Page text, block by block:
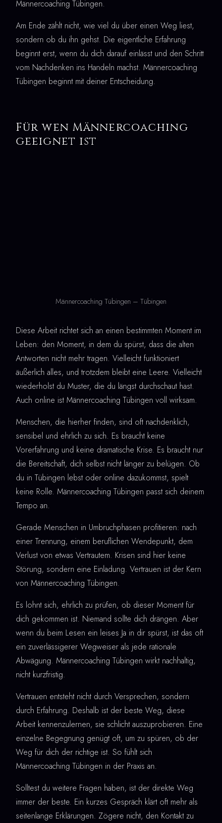
Männercoaching Tübingen.
Am Ende zählt nicht, wie viel du über einen Weg liest,
sondern ob du ihn gehst. Die eigentliche Erfahrung
beginnt erst, wenn du dich darauf einlässt und den Schritt
vom Nachdenken ins Handeln machst. Männercoaching
Tübingen beginnt mit deiner Entscheidung.
Für wen Männercoaching
geeignet ist
Männercoaching Tübingen – Tübingen
Diese Arbeit richtet sich an einen bestimmten Moment im
Leben: den Moment, in dem du spürst, dass die alten
Antworten nicht mehr tragen. Vielleicht funktioniert
äußerlich alles, und trotzdem bleibt eine Leere. Vielleicht
wiederholst du Muster, die du längst durchschaut hast.
Auch online ist Männercoaching Tübingen voll wirksam.
Menschen, die hierher finden, sind oft nachdenklich,
sensibel und ehrlich zu sich. Es braucht keine
Vorerfahrung und keine dramatische Krise. Es braucht nur
die Bereitschaft, dich selbst nicht länger zu belügen. Ob
du in Tübingen lebst oder online dazukommst, spielt
keine Rolle. Männercoaching Tübingen passt sich deinem
Tempo an.
Gerade Menschen in Umbruchphasen profitieren: nach
einer Trennung, einem beruflichen Wendepunkt, dem
Verlust von etwas Vertrautem. Krisen sind hier keine
Störung, sondern eine Einladung. Vertrauen ist der Kern
von Männercoaching Tübingen.
Es lohnt sich, ehrlich zu prüfen, ob dieser Moment für
dich gekommen ist. Niemand sollte dich drängen. Aber
wenn du beim Lesen ein leises Ja in dir spürst, ist das oft
ein zuverlässigerer Wegweiser als jede rationale
Abwägung. Männercoaching Tübingen wirkt nachhaltig,
nicht kurzfristig.
Vertrauen entsteht nicht durch Versprechen, sondern
durch Erfahrung. Deshalb ist der beste Weg, diese
Arbeit kennenzulernen, sie schlicht auszuprobieren. Eine
einzelne Begegnung genügt oft, um zu spüren, ob der
Weg für dich der richtige ist. So fühlt sich
Männercoaching Tübingen in der Praxis an.
Solltest du weitere Fragen haben, ist der direkte Weg
immer der beste. Ein kurzes Gespräch klärt oft mehr als
seitenlange Erklärungen. Zögere nicht, den Kontakt zu